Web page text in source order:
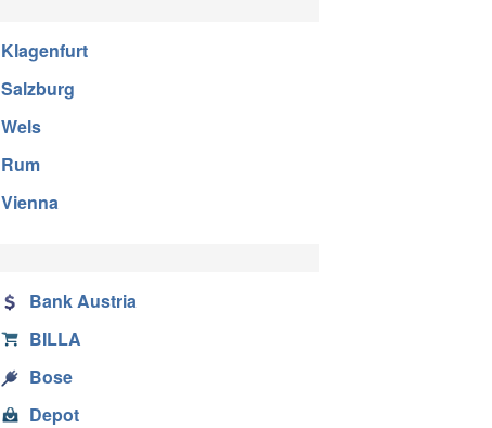
Klagenfurt
Salzburg
Wels
Rum
Vienna
Bank Austria
BILLA
Bose
Depot